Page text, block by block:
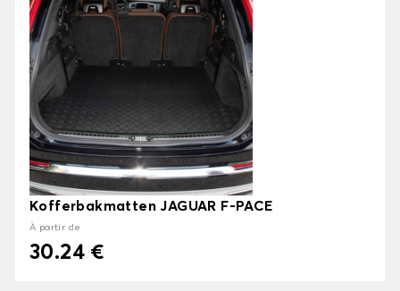
Kofferbakmatten JAGUAR F-PACE
À partir de
30.24 €